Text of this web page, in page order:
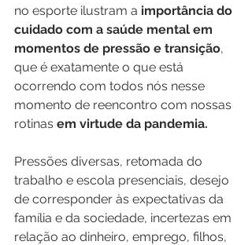
no esporte ilustram a importância do
cuidado com a saúde mental em
momentos de pressão e transição,
que é exatamente o que está
ocorrendo com todos nós nesse
momento de reencontro com nossas
rotinas em virtude da pandemia.
Pressões diversas, retomada do
trabalho e escola presenciais, desejo
de corresponder às expectativas da
família e da sociedade, incertezas em
relação ao dinheiro, emprego, filhos,